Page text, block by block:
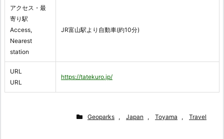
アクセス・最
寄り駅
Access,
Nearest
station
JR富山駅より自動車(約10分)
URL
URL
https://tatekuro.jp/
Geoparks , Japan , Toyama , Travel